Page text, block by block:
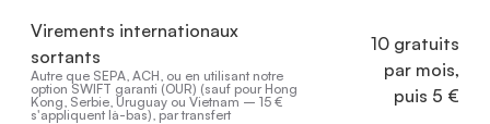
Virements internationaux
sortants
Autre que SEPA, ACH, ou en utilisant notre
option SWIFT garanti (OUR) (sauf pour Hong
Kong, Serbie, Uruguay ou Vietnam – 15 €
s'appliquent là-bas), par transfert
10 gratuits
par mois,
puis 5 €